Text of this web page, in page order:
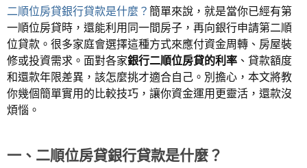
二順位房貸銀行貸款是什麼？ 簡單來說，就是當你已經有第
一順位房貸時，還能利用同一間房子，再向銀行申請第二順
位貸款。很多家庭會選擇這種方式來應付資金周轉、房屋裝
修或投資需求。面對各家銀行二順位房貸的利率 、貸款額度
和還款年限差異，該怎麼挑才適合自己。別擔心，本文將教
你幾個簡單實用的比較技巧，讓你資金運用更靈活，還款沒
煩惱。
一、二順位房貸銀行貸款是什麼？